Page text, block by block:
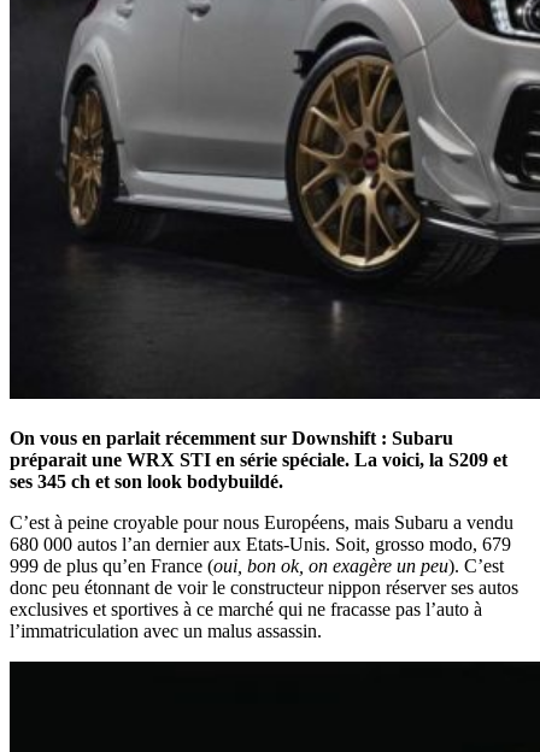
On vous en parlait récemment sur Downshift : Subaru
préparait une WRX STI en série spéciale. La voici, la S209 et
ses 345 ch et son look bodybuildé.
C’est à peine croyable pour nous Européens, mais Subaru a vendu
680 000 autos l’an dernier aux Etats-Unis. Soit, grosso modo, 679
999 de plus qu’en France (oui, bon ok, on exagère un peu). C’est
donc peu étonnant de voir le constructeur nippon réserver ses autos
exclusives et sportives à ce marché qui ne fracasse pas l’auto à
l’immatriculation avec un malus assassin.